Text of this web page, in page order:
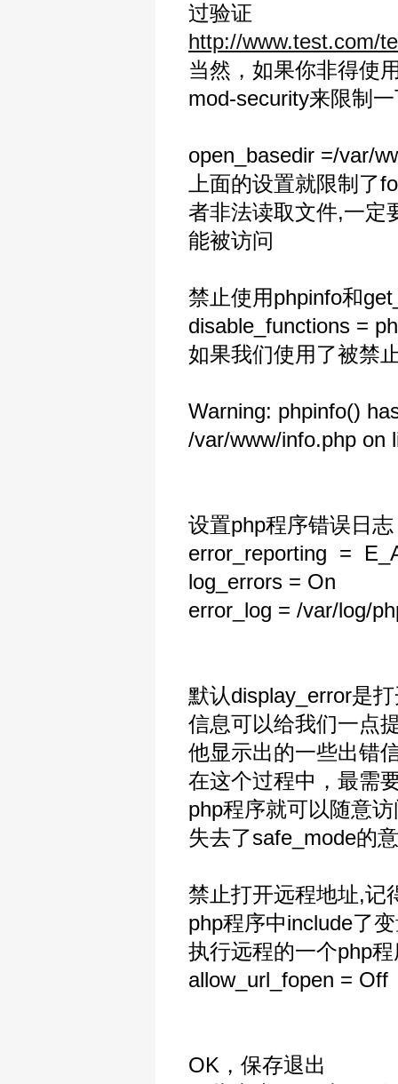
过验证
http://www.test.com/
当然，如果你非得使
mod-security来限制
open_basedir =/var/
上面的设置就限制了
者非法读取文件,一定
能被访问
禁止使用phpinfo和
disable_functions =
如果我们使用了被禁
Warning: phpinfo()
/var/www/info.php on
设置php程序错误日
error_reporting =
log_errors = On
error_log = /var/log/
默认display_error是
信息可以给我们一点
他显示出的一些出错
在这个过程中，最需
php程序就可以随意
失去了safe_mode的
禁止打开远程地址,记
php程序中include了
执行远程的一个php
allow_url_fopen = Off
OK，保存退出